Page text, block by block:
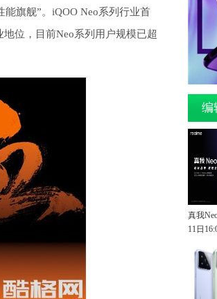
旗舰”。iQOO Neo系列行业首
位，目前Neo系列用户规模已超
编
真我
11日